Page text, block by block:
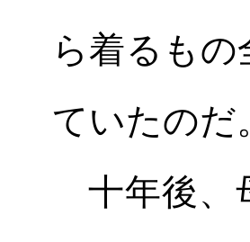
ら着るも
ていたのだ
十年後、